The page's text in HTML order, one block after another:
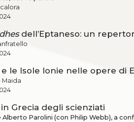
dell’Eptaneso: un
e le Isole Ionie nelle opere di
Maida
Grecia degli scienziati
Alberto Parolini (con Philip Webb), a